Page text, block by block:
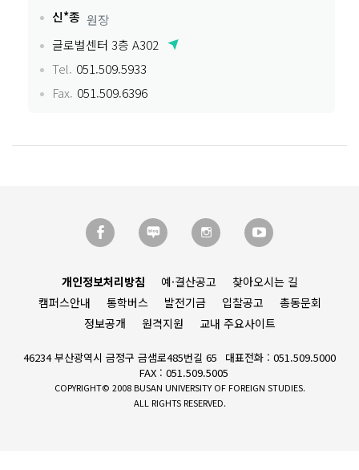
신*종 원장
글로벌센터 3층 A302
Tel. 051.509.5933
Fax. 051.509.6396
개인정보처리방침 예·결산공고
찾아오시는 길
캠퍼스안내
통학버스 발전기금 입찰공고
총동문회
정보공개
원격지원 교내 주요사이트
46234 부산광역시 금정구 금샘로485번길 65
대표전화 : 051.509.5000
FAX : 051.509.5005
COPYRIGHT© 2008 BUSAN UNIVERSITY OF FOREIGN STUDIES.
ALL RIGHTS RESERVED.